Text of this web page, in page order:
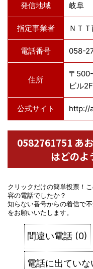
発信地域 岐阜
指定事業者 ＮＴ
電話番号 058-
住所
〒
ビル2F
公式サイト http://
0582761751 あ
はどのよ
クリックだけの簡単投票！
容の電話でしたか？
知らない番号からの着信で
をお願いいたします。
間違い電話 (0)
電話に出ていな